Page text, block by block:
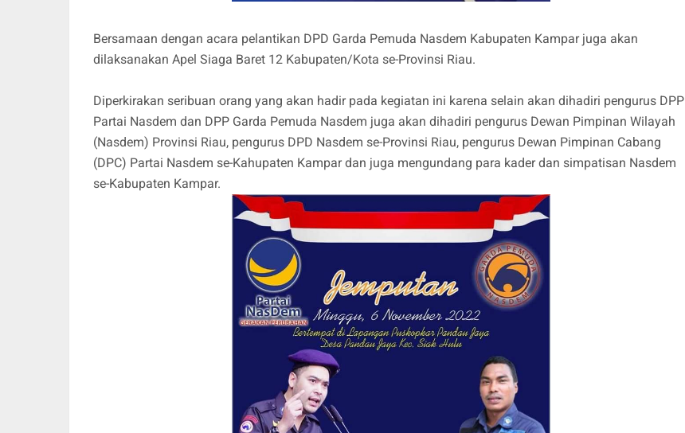
Bersamaan dengan acara pelantikan DPD Garda Pemuda Nasdem Kabupaten Kampar juga akan
dilaksanakan Apel Siaga Baret 12 Kabupaten/Kota se-Provinsi Riau.
Diperkirakan seribuan orang yang akan hadir pada kegiatan ini karena selain akan dihadiri pengurus DPP
Partai Nasdem dan DPP Garda Pemuda Nasdem juga akan dihadiri pengurus Dewan Pimpinan Wilayah
(Nasdem) Provinsi Riau, pengurus DPD Nasdem se-Provinsi Riau, pengurus Dewan Pimpinan Cabang
(DPC) Partai Nasdem se-Kahupaten Kampar dan juga mengundang para kader dan simpatisan Nasdem
se-Kabupaten Kampar.